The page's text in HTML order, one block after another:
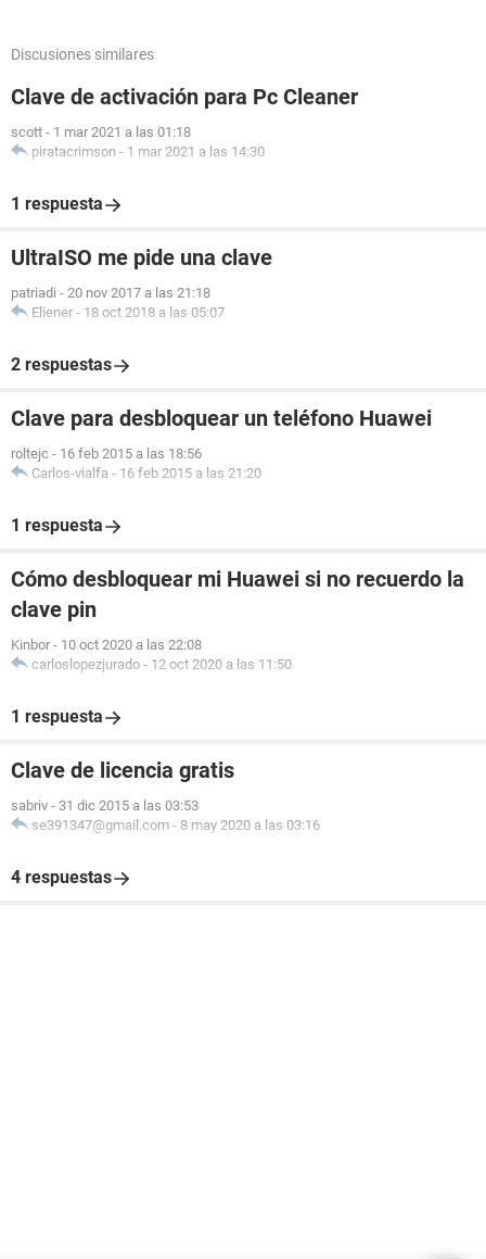
Discusiones similares
Clave de activación para Pc Cleaner
scott - 1 mar 2021 a las 01:18
piratacrimson - 1 mar 2021 a las 14:30
1 respuesta
UltraISO me pide una clave
patriadi - 20 nov 2017 a las 21:18
Eliener - 18 oct 2018 a las 05:07
2 respuestas
Clave para desbloquear un teléfono Huawei
roltejc - 16 feb 2015 a las 18:56
Carlos-vialfa - 16 feb 2015 a las 21:20
1 respuesta
Cómo desbloquear mi Huawei si no recuerdo la
clave pin
Kinbor - 10 oct 2020 a las 22:08
carloslopezjurado - 12 oct 2020 a las 11:50
1 respuesta
Clave de licencia gratis
sabriv - 31 dic 2015 a las 03:53
se391347@gmail.com - 8 may 2020 a las 03:16
4 respuestas